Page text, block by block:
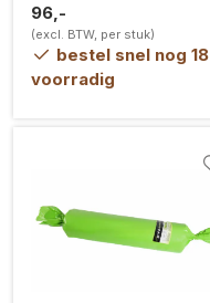
grotere afname
96,-
(excl. BTW, per stuk)
bestel snel nog 18
voorradig